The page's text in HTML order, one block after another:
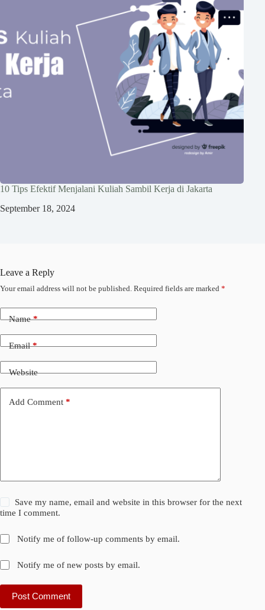
10 Tips Efektif Menjalani Kuliah Sambil Kerja di Jakarta
September 18, 2024
Leave a Reply
Your email address will not be published. Required fields are marked *
Name*
Email*
Website
Add Comment *
Save my name, email and website in this browser for the next
time I comment.
Notify me of follow-up comments by email.
Notify me of new posts by email.
Post Comment